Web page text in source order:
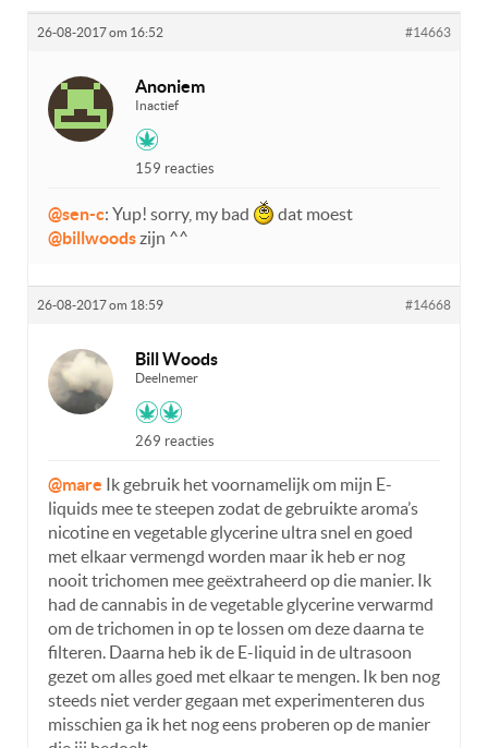
26-08-2017 om 16:52 #14663
Anoniem
Inactief
159 reacties
@sen-c: Yup! sorry, my bad
dat moest
@billwoodszijn ^^
26-08-2017 om 18:59 #14668
Bill Woods
Deelnemer
269 reacties
@mare Ik gebruik het voornamelijk om mijn E-
liquids mee te steepen zodat de gebruikte aroma’s
nicotine en vegetable glycerine ultra snel en goed
met elkaar vermengd worden maar ik heb er nog
nooit trichomen mee geëxtraheerd op die manier. Ik
had de cannabis in de vegetable glycerine verwarmd
om de trichomen in op te lossen om deze daarna te
filteren. Daarna heb ik de E-liquid in de ultrasoon
gezet om alles goed met elkaar te mengen. Ik ben nog
steeds niet verder gegaan met experimenteren dus
misschien ga ik het nog eens proberen op de manier